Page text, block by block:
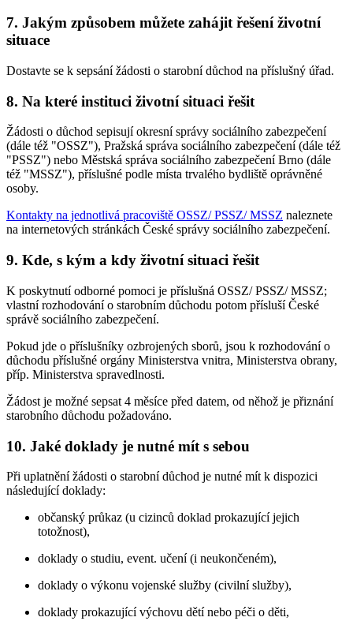
7. Jakým způsobem můžete zahájit řešení životní
situace
Dostavte se k sepsání žádosti o starobní důchod na příslušný úřad.
8. Na které instituci životní situaci řešit
Žádosti o důchod sepisují okresní správy sociálního zabezpečení
(dále též "OSSZ"), Pražská správa sociálního zabezpečení (dále též
"PSSZ") nebo Městská správa sociálního zabezpečení Brno (dále
též "MSSZ"), příslušné podle místa trvalého bydliště oprávněné
osoby.
Kontakty na jednotlivá pracoviště OSSZ/ PSSZ/ MSSZ naleznete
na internetových stránkách České správy sociálního zabezpečení.
9. Kde, s kým a kdy životní situaci řešit
K poskytnutí odborné pomoci je příslušná OSSZ/ PSSZ/ MSSZ;
vlastní rozhodování o starobním důchodu potom přísluší České
správě sociálního zabezpečení.
Pokud jde o příslušníky ozbrojených sborů, jsou k rozhodování o
důchodu příslušné orgány Ministerstva vnitra, Ministerstva obrany,
příp. Ministerstva spravedlnosti.
Žádost je možné sepsat 4 měsíce před datem, od něhož je přiznání
starobního důchodu požadováno.
10. Jaké doklady je nutné mít s sebou
Při uplatnění žádosti o starobní důchod je nutné mít k dispozici
následující doklady:
občanský průkaz (u cizinců doklad prokazující jejich
totožnost),
doklady o studiu, event. učení (i neukončeném),
doklady o výkonu vojenské služby (civilní služby),
doklady prokazující výchovu dětí nebo péči o děti,